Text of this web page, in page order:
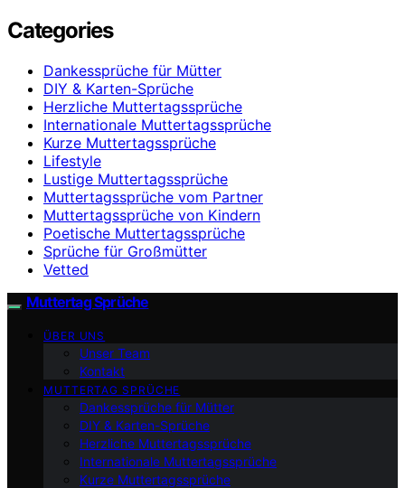
Categories
Dankessprüche für Mütter
DIY & Karten-Sprüche
Herzliche Muttertagssprüche
Internationale Muttertagssprüche
Kurze Muttertagssprüche
Lifestyle
Lustige Muttertagssprüche
Muttertagssprüche vom Partner
Muttertagssprüche von Kindern
Poetische Muttertagssprüche
Sprüche für Großmütter
Vetted
Muttertag Sprüche
ÜBER UNS
Unser Team
Kontakt
MUTTERTAG SPRÜCHE
Dankessprüche für Mütter
DIY & Karten-Sprüche
Herzliche Muttertagssprüche
Internationale Muttertagssprüche
Kurze Muttertagssprüche